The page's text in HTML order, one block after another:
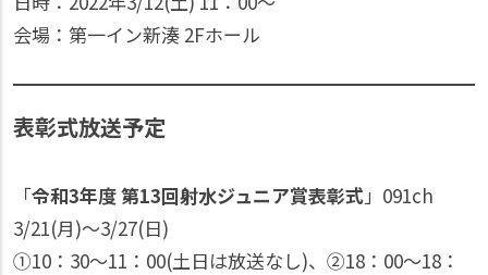
会場：第一イン新湊 2Fホール
表彰式放送予定
「令和3年度 第13回射水ジュニア賞表彰式」091ch
3/21(月)〜3/27(日)
①10：30〜11：00(土日は放送なし)、②18：00〜18：